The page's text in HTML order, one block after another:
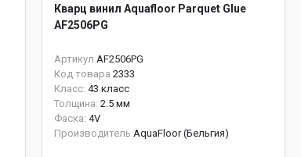
Кварц винил Aquafloor Parquet Glue
AF2506PG
Артикул AF2506PG
Код товара 2333
Класс: 43 класс
Толщина: 2.5 мм
Фаска: 4V
Производитель AquaFloor (Бельгия)